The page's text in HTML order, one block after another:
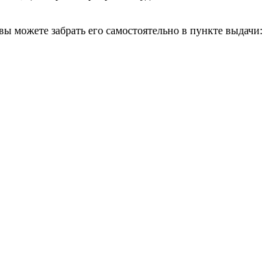
забрать его самостоятельно в пункте выдачи: